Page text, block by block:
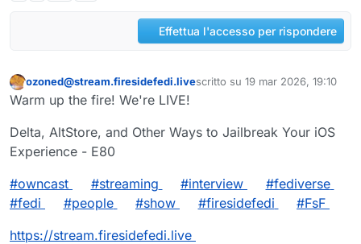
Effettua l'accesso per rispondere
Questo utente è esterno a questo forum
ozoned@stream.firesidefedi.livescritto su 19 mar 2026, 19:10
ultima modifica di
Warm up the fire! We're LIVE!
Delta, AltStore, and Other Ways to Jailbreak Your iOS
Experience - E80
#owncast
#streaming #interview
#fediverse
#fedi
#people #show #firesidefedi
#FsF
https://stream.firesidefedi.live